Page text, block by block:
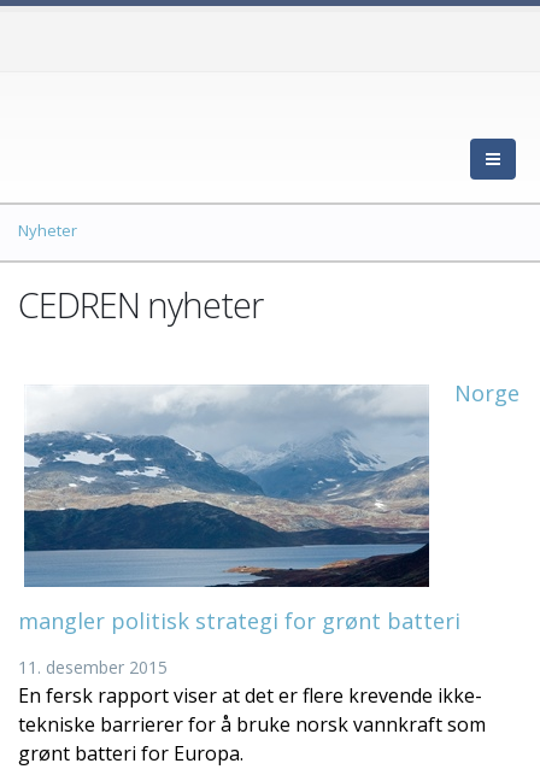
Nyheter
CEDREN nyheter
Norge
mangler politisk strategi for grønt batteri
11. desember 2015
En fersk rapport viser at det er flere krevende ikke-
tekniske barrierer for å bruke norsk vannkraft som
grønt batteri for Europa.